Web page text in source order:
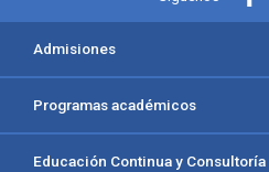
Menú principal del
Admisiones
Programas académicos
Educación Continua y Consultoría